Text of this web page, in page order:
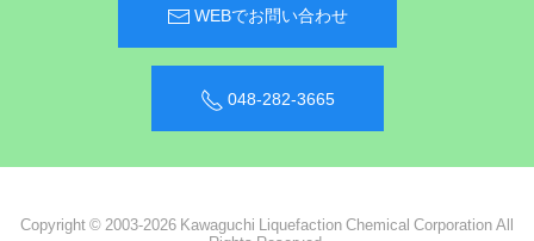
WEBでお問い合わせ
048-282-3665
Copyright © 2003-2026 Kawaguchi Liquefaction Chemical Corporation All